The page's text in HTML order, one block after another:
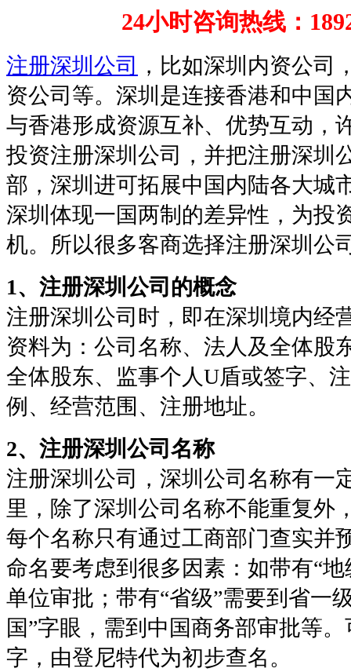
24小时咨询热线：
注册深圳公司 ，比如深圳内资公司
资公司等。深圳是连接香港和中国
与香港形成资源互补、优势互动，
投资注册深圳公司，并把注册深圳
部，深圳进可拓展中国内陆各大城
深圳体现一国两制的差异性，为投
机。所以很多客商选择注册深圳公
1、注册深圳公司的概念
注册深圳公司时，即在深圳境内经
资料为：公司名称、法人及全体股
全体股东、监事个人U盾或签字、
例、经营范围、注册地址。
2、注册深圳公司名称
注册深圳公司，深圳公司名称有一
里，除了深圳公司名称不能重复外
每个名称只有通过工商部门查实并
命名要考虑到很多因素：如带有“
单位审批；带有“省级”需要到省一
国”字眼，需到中国商务部审批等
字，由登尼特代为初步查名。